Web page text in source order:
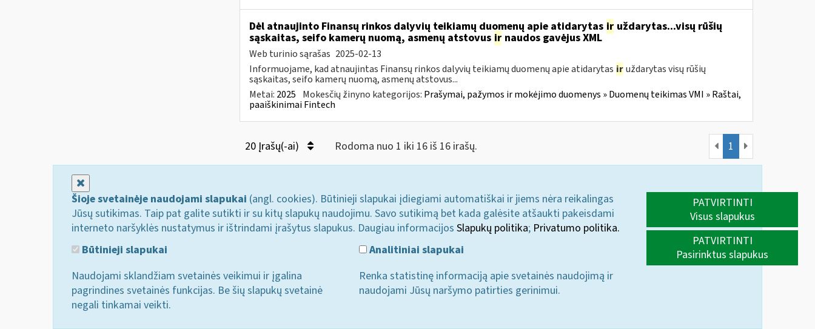
Dėl atnaujinto Finansų rinkos dalyvių teikiamų duomenų apie atidarytas iruždarytas...visų rūšių
sąskaitas, seifo kamerų nuomą, asmenų atstovus irnaudos gavėjus XML
Web turinio sąrašas 2025-02-13
Informuojame, kad atnaujintas Finansų rinkos dalyvių teikiamų duomenų apie atidarytas ir uždarytas visų rūšių
sąskaitas, seifo kamerų nuomą, asmenų atstovus...
Metai: 2025 Mokesčių žinyno kategorijos: Prašymai, pažymos ir mokėjimo duomenys » Duomenų teikimas VMI » Raštai,
paaiškinimai Fintech
20 Įrašų(-ai) Rodoma nuo 1 iki 16 iš 16 irašų. 1
Šioje svetainėje naudojami slapukai (angl. cookies). Būtinieji slapukai įdiegiami automatiškai ir jiems nėra reikalingas
Jūsų sutikimas. Taip pat galite sutikti ir su kitų slapukų naudojimu. Savo sutikimą bet kada galėsite atšaukti pakeisdami
interneto naršyklės nustatymus ir ištrindami įrašytus slapukus. Daugiau informacijos Slapukų politika; Privatumo politika.
Būtinieji slapukai
Naudojami sklandžiam svetainės veikimui ir įgalina
pagrindines svetainės funkcijas. Be šių slapukų svetainė
negali tinkamai veikti.
Analitiniai slapukai
Renka statistinę informaciją apie svetainės naudojimą ir
naudojami Jūsų naršymo patirties gerinimui.
PATVIRTINTI
Visus slapukus
PATVIRTINTI
Pasirinktus slapukus